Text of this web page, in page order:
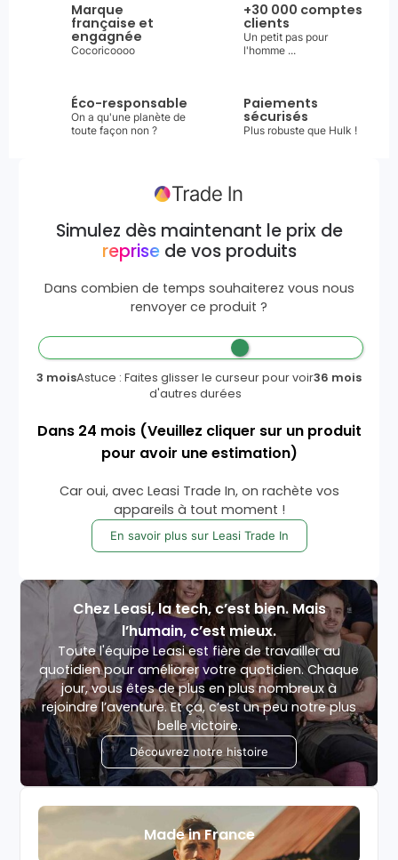
Marque
française et
engagnée
Cocoricoooo
+30 000 comptes
clients
Un petit pas pour
l'homme ...
Éco-responsable
On a qu'une planète de
toute façon non ?
Paiements
sécurisés
Plus robuste que Hulk !
Simulez dès maintenant le prix de
reprisede vos produits
Dans combien de temps souhaiterez vous nous
renvoyer ce produit ?
3 moisAstuce : Faites glisser le curseur pour voir
d'autres durées
36 mois
Dans 24 mois (Veuillez cliquer sur un produit
pour avoir une estimation)
Car oui, avec Leasi Trade In, on rachète vos
appareils à tout moment !
En savoir plus sur Leasi Trade In
Chez Leasi, la tech, c’est bien. Mais
l’humain, c’est mieux.
Toute l'équipe Leasi est fière de travailler au
quotidien pour améliorer votre quotidien. Chaque
jour, vous êtes de plus en plus nombreux à
rejoindre l’aventure. Et ça, c’est un peu notre plus
belle victoire.
Découvrez notre histoire
Made in France